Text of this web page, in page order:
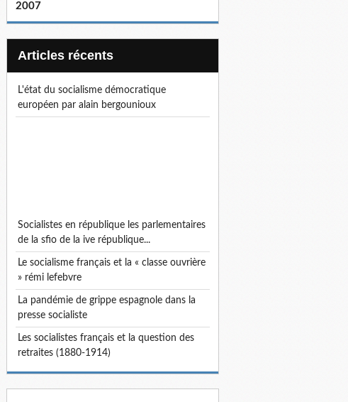
2007
articles récents
l'état du socialisme démocratique
européen par alain bergounioux
socialistes en république les parlementaires
de la sfio de la ive république...
le socialisme français et la « classe ouvrière
» rémi lefebvre
la pandémie de grippe espagnole dans la
presse socialiste
les socialistes français et la question des
retraites (1880-1914)